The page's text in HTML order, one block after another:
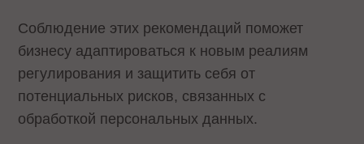
Соблюдение этих рекомендаций поможет
бизнесу адаптироваться к новым реалиям
регулирования и защитить себя от
потенциальных рисков, связанных с
обработкой персональных данных.